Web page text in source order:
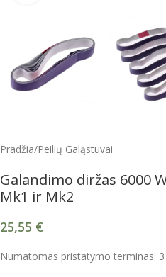
Pradžia/Peilių Galąstuvai
Galandimo diržas 6000
Mk1 ir Mk2
25,55 €
Numatomas pristatymo terminas: 3